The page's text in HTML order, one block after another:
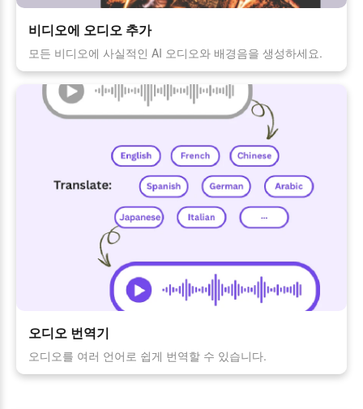
비디오에 오디오 추가
모든 비디오에 사실적인 AI 오디오와 배경음을 생성하세요.
오디오 번역기
오디오를 여러 언어로 쉽게 번역할 수 있습니다.